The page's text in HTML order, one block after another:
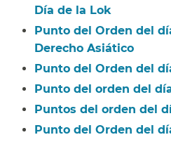
Día de la Lok​​
Punto del Orden del
Derecho Asiático​​
Punto del Orden del
Punto del orden del
Puntos del orden del
Punto del Orden del